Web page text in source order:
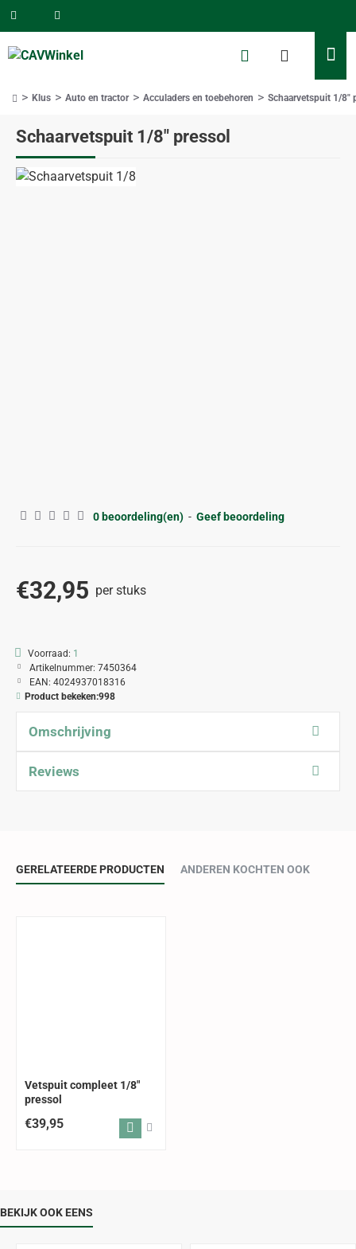
Schaarvetspuit 1/8" pressol
Klus Auto en tractor Acculaders en toebehoren Schaarvetspuit 1/8"
0 beoordeling(en) - Geef beoordeling
€32,95 per stuks
Voorraad: 1
Artikelnummer: 7450364
EAN: 4024937018316
Product bekeken:998
Omschrijving
Reviews
GERELATEERDE PRODUCTEN ANDEREN KOCHTEN OOK
Vetspuit compleet 1/8"
pressol
€39,95
BEKIJK OOK EENS